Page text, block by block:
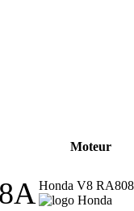
Moteur
Honda V8